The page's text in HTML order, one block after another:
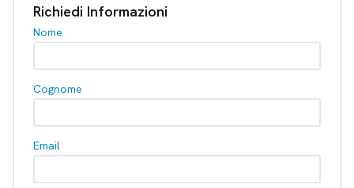
Richiedi Informazioni
Nome
Cognome
Email